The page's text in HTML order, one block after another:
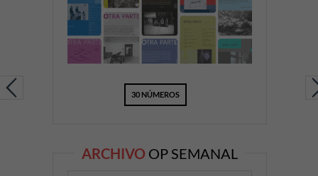
30 NÚMEROS
ARCHIVO OP SEMANAL